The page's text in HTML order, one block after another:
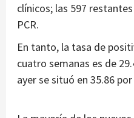
clínicos; las 597
PCR.
En tanto, la tasa de
cuatro semanas es de
ayer se situó en 35.86